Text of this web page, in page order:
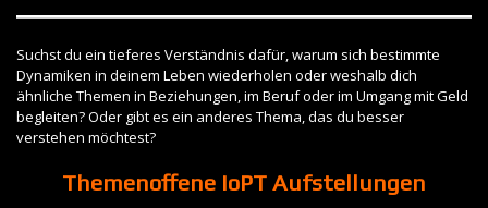
Suchst du ein tieferes Verständnis dafür, warum sich bestimmte
Dynamiken in deinem Leben wiederholen oder weshalb dich
ähnliche Themen in Beziehungen, im Beruf oder im Umgang mit Geld
begleiten? Oder gibt es ein anderes Thema, das du besser
verstehen möchtest?
Themenoffene IoPT Aufstellungen